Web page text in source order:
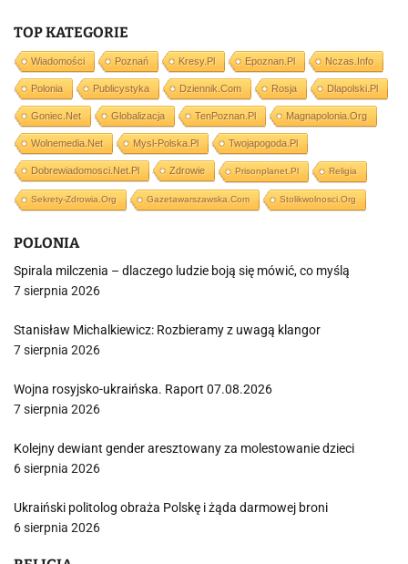
TOP KATEGORIE
Wiadomości Poznań Kresy.pl Epoznan.pl Nczas.info
Polonia Publicystyka Dziennik.com Rosja Dlapolski.pl
Goniec.net Globalizacja TenPoznan.pl Magnapolonia.org
Wolnemedia.net Mysl-Polska.pl Twojapogoda.pl
Dobrewiadomosci.net.pl Zdrowie Prisonplanet.pl Religia
Sekrety-Zdrowia.org Gazetawarszawska.com Stolikwolnosci.org
POLONIA
Spirala milczenia – dlaczego ludzie boją się mówić, co myślą
7 sierpnia 2026
Stanisław Michalkiewicz: Rozbieramy z uwagą klangor
7 sierpnia 2026
Wojna rosyjsko-ukraińska. Raport 07.08.2026
7 sierpnia 2026
Kolejny dewiant gender aresztowany za molestowanie dzieci
6 sierpnia 2026
Ukraiński politolog obraża Polskę i żąda darmowej broni
6 sierpnia 2026